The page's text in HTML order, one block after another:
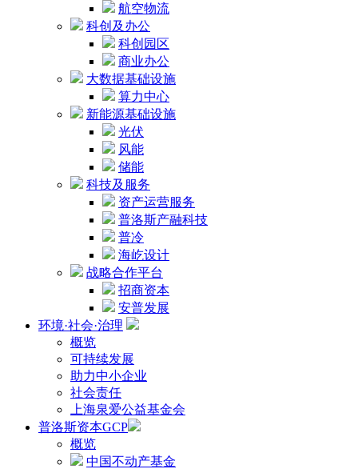
航空物流
科创及办公
科创园区
商业办公
大数据基础设施
算力中心
新能源基础设施
光伏
风能
储能
科技及服务
资产运营服务
普洛斯产融科技
普冷
海屹设计
战略合作平台
招商资本
安普发展
环境·社会·治理
概览
可持续发展
助力中小企业
社会责任
上海泉爱公益基金会
普洛斯资本GCP
概览
中国不动产基金